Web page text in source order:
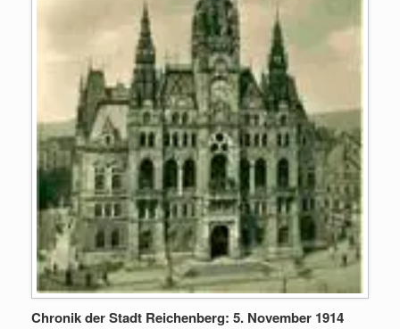
Chronik der Stadt Reichenberg: 5. November 1914